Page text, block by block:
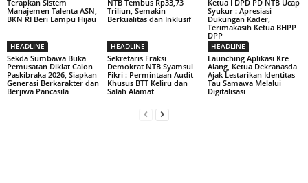
Terapkan Sistem
Manajemen Talenta ASN,
BKN RI Beri Lampu Hijau
NTB Tembus Rp33,73
Triliun, Semakin
Berkualitas dan Inklusif
Ketua I DPD PD NTB Ucap
Syukur : Apresiasi
Dukungan Kader,
Terimakasih Ketua BHPP
DPP
HEADLINE
Sekda Sumbawa Buka
Pemusatan Diklat Calon
Paskibraka 2026, Siapkan
Generasi Berkarakter dan
Berjiwa Pancasila
HEADLINE
Sekretaris Fraksi
Demokrat NTB Syamsul
Fikri : Permintaan Audit
Khusus BTT Keliru dan
Salah Alamat
HEADLINE
Launching Aplikasi Kre
Alang, Ketua Dekranasda
Ajak Lestarikan Identitas
Tau Samawa Melalui
Digitalisasi